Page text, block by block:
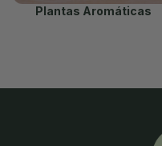
Plantas Aromáticas